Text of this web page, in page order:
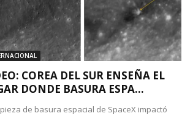
COREA DEL SUR ENSEÑA EL
DONDE BASURA ESPA...
de basura espacial de SpaceX impactó